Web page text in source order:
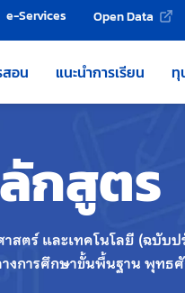
e-Services Open Data
สอน แนะนำการเรียน ทุ
กสูตร
สตร์ และเทคโนโลยี (ฉบับ
งการศึกษาขั้นพื้นฐาน พุทธศั